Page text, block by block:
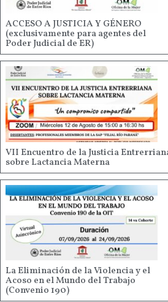
ACCESO A JUSTICIA Y GÉNERO
(exclusivamente para agentes del
Poder Judicial de ER)
VII Encuentro de la Justicia
sobre Lactancia Materna
La Eliminación de la Violencia y el
Acoso en el Mundo del Trabajo
(Convenio 190)